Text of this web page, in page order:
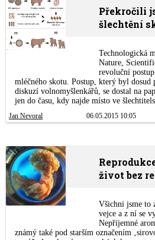
Překročili
šlechtění
Technologická
Nature,
revoluční
mléčného skotu. Postup, který byl dosud
diskuzí volnomyšlenkářů, se dostal na
jen do času, kdy najde místo ve
Jan Nevoral 06.05.2015 10:05
život bez
Všichni jsme to
vejce a z ní se
Nepříjemné
známý také pod starším označením